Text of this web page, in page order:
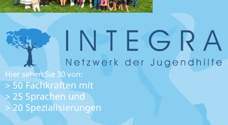
Hier sehen Sie 30 von:
> 50 Fachkräften mit
> 25 Sprachen und
> 20 Spezialisierungen